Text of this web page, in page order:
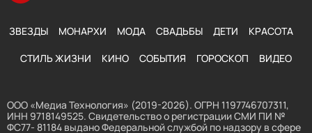
ЗВЕЗДЫ МОНАРХИ МОДА СВАДЬБЫ ДЕТИ КРАСОТА
СТИЛЬ ЖИЗНИ КИНО СОБЫТИЯ ГОРОСКОП ВИДЕО
ООО «Медиа Технология» (2019-2026). ОГРН 1197746707311,
ИНН 9718149525. Свидетельство о регистрации СМИ ПИ №
ФС77- 81184 выдано Федеральной службой по надзору в сфере